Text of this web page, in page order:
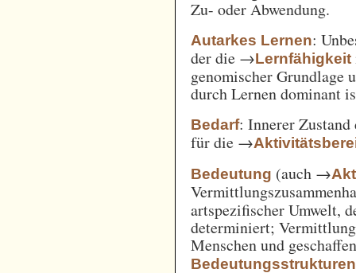
Zu- oder Abwendung.
Autarkes Lernen:
der die →Lernfähigkeit
genomischer Grundlage
durch Lernen dominant
Bedarf: Innerer
für die →
Bedeutung (auch →
artspezifischer Umwelt,
determiniert;
Menschen und
Bedeutungsstrukturen